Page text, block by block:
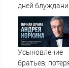
дней
тайге
Усыновление
братьев,